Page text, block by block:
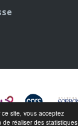
site, vous acceptez
de réaliser des statistiques